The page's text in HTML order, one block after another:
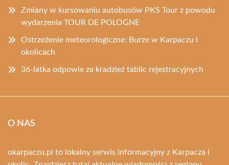
Zmiany w kursowaniu autobusów PKS Tour z powodu
wydarzenia TOUR DE POLOGNE
Ostrzeżenie meteorologiczne: Burze w Karpaczu i
okolicach
36-latka odpowie za kradzież tablic rejestracyjnych
O NAS
okarpaczu.pl to lokalny serwis informacyjny z Karpacza i